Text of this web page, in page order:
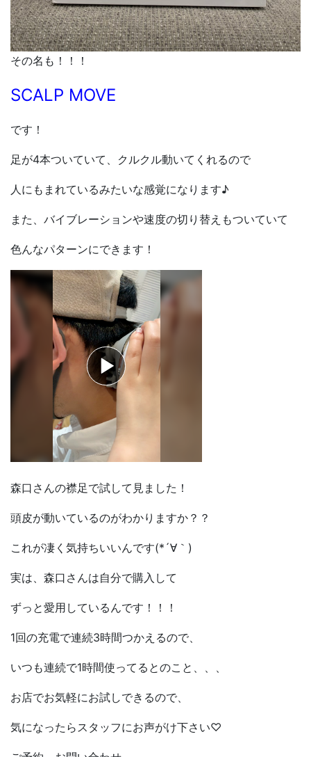
その名も！！！
SCALP MOVE
です！
足が4本ついていて、クルクル動いてくれるので
人にもまれているみたいな感覚になります♪
また、バイブレーションや速度の切り替えもついていて
色んなパターンにできます！
森口さんの襟足で試して見ました！
頭皮が動いているのがわかりますか？？
これが凄く気持ちいいんです(*´∀｀)
実は、森口さんは自分で購入して
ずっと愛用しているんです！！！
1回の充電で連続3時間つかえるので、
いつも連続で1時間使ってるとのこと、、、
お店でお気軽にお試しできるので、
気になったらスタッフにお声がけ下さい♡